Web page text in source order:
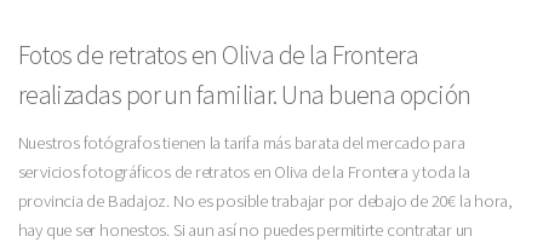
Fotos de retratos en Oliva de la Frontera
realizadas por un familiar. Una buena opción
Nuestros fotógrafos tienen la tarifa más barata del mercado para
servicios fotográficos de retratos en Oliva de la Frontera y toda la
provincia de Badajoz. No es posible trabajar por debajo de 20€ la hora,
hay que ser honestos. Si aun así no puedes permitirte contratar un